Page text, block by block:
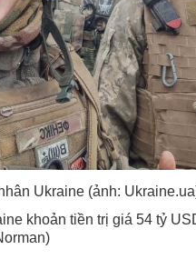
Ukraine (ảnh:
khoản tiền trị giá 54 tỷ